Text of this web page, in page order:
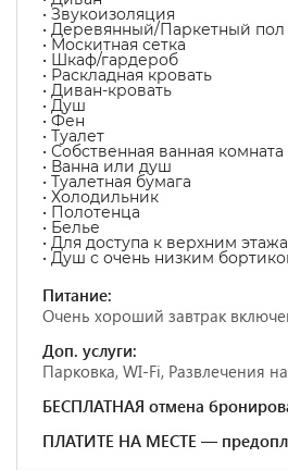
• Звукоизоляция
• Деревянный/Паркетный пол
• Москитная сетка
• Шкаф/гардероб
• Раскладная кровать
• Диван-кровать
• Душ
• Фен
• Туалет
• Собственная ванная комната
• Ванна или душ
• Туалетная бумага
• Холодильник
• Полотенца
• Белье
• Для доступа к верхним
• Душ с очень низким
Питание:
Очень хороший завтрак
Доп. услуги:
Парковка, WI-Fi, Развлечения
БЕСПЛАТНАЯ отмена
ПЛАТИТЕ НА МЕСТЕ —